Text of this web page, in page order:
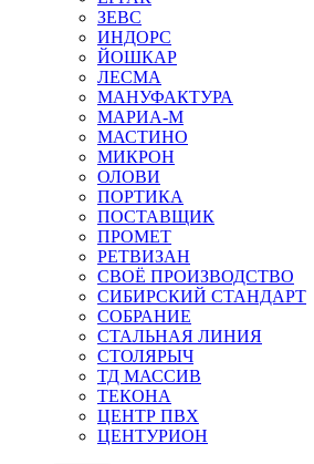
ЗЕВС
ИНДОРС
ЙОШКАР
ЛЕСМА
МАНУФАКТУРА
МАРИА-М
МАСТИНО
МИКРОН
ОЛОВИ
ПОРТИКА
ПОСТАВЩИК
ПРОМЕТ
РЕТВИЗАН
СВОЁ ПРОИЗВОДСТВО
СИБИРСКИЙ СТАНДАРТ
СОБРАНИЕ
СТАЛЬНАЯ ЛИНИЯ
СТОЛЯРЫЧ
ТД МАССИВ
ТЕКОНА
ЦЕНТР ПВХ
ЦЕНТУРИОН